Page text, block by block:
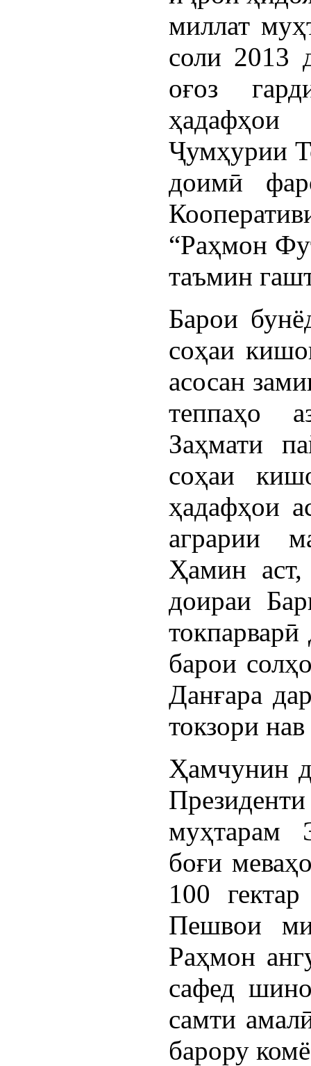
миллат
соли 2013
оғоз
Ҷумҳурии
доимӣ
“Раҳмон
таъмин
Барои
соҳаи
асосан
теппаҳо
Заҳмати
соҳаи
ҳадафҳои
аграрии
Ҳамин
доираи
барои
Данғара
токзори
Ҳамчунин
муҳтарам
боғи
100
Пешвои
Раҳмон
сафед
самти
барору